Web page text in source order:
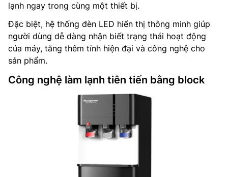
lạnh ngay trong cùng một thiết bị.
Đặc biệt, hệ thống đèn LED hiển thị thông minh giúp
người dùng dễ dàng nhận biết trạng thái hoạt động
của máy, tăng thêm tính hiện đại và công nghệ cho
sản phẩm.
Công nghệ làm lạnh tiên tiến bằng block